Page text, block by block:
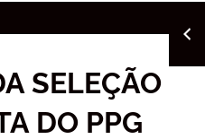
SELEÇÃO
DO PPG